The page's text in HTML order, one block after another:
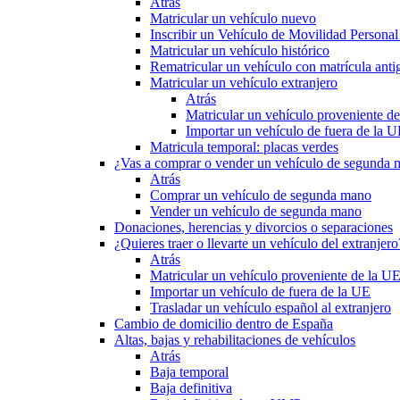
Matricular un vehículo nuevo
Inscribir un Vehículo de Movilidad
Matricular un vehículo histórico
Rematricular un vehículo con matrícula
Matricular un vehículo extranjero
Atrás
Matricular un vehículo proveniente
Importar un vehículo de fuera de la
Matricula temporal: placas verdes
¿Vas a comprar o vender un vehículo de segunda
Atrás
Comprar un vehículo de segunda mano
Vender un vehículo de segunda mano
Donaciones, herencias y divorcios o separaciones
¿Quieres traer o llevarte un vehículo del
Atrás
Matricular un vehículo proveniente de la UE
Importar un vehículo de fuera de la UE
Trasladar un vehículo español al extranjero
Cambio de domicilio dentro de España
Altas, bajas y rehabilitaciones de vehículos
Atrás
Baja temporal
Baja definitiva